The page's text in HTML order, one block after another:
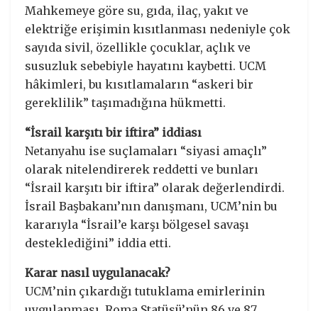
Mahkemeye göre su, gıda, ilaç, yakıt ve
elektriğe erişimin kısıtlanması nedeniyle çok
sayıda sivil, özellikle çocuklar, açlık ve
susuzluk sebebiyle hayatını kaybetti. UCM
hâkimleri, bu kısıtlamaların “askeri bir
gereklilik” taşımadığına hükmetti.
“İsrail karşıtı bir iftira” iddiası
Netanyahu ise suçlamaları “siyasi amaçlı”
olarak nitelendirerek reddetti ve bunları
“İsrail karşıtı bir iftira” olarak değerlendirdi.
İsrail Başbakanı’nın danışmanı, UCM’nin bu
kararıyla “İsrail’e karşı bölgesel savaşı
desteklediğini” iddia etti.
Karar nasıl uygulanacak?
UCM’nin çıkardığı tutuklama emirlerinin